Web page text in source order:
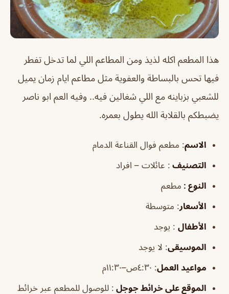
هذا المطعم اكله لذيذ ومن المطاعم اللي لما تدخل تفطر
فيها تحس بالبساطة والعفوية مثل مطاعم ايام زمان يميل
للشعبي بزباينه مع اللي شغالين فيه.. وفيه العم ابو ناصر
يضبطكم بالقلابة الله يطول بعمره.
الاسم: مطعم فوال القناعة الدمام
التصنيف : عائلات – افراد
النوع : مطعم
الأسعار: متوسطة
الأطفال : يوجد
الموسيقى: لا يوجد
مواعيد العمل: ٤:٣٠ص–١١:٣٠م
الموقع على خرائط جوجل : للوصول للمطعم عبر خرائط